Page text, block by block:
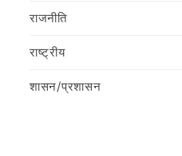
राजनीति
राष्ट्रीय
शासन/प्रशासन